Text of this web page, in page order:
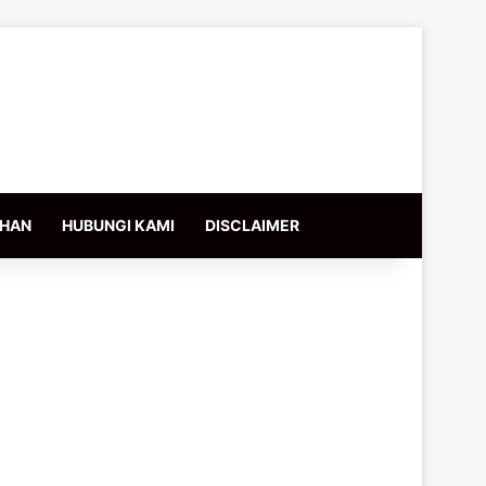
HUBUNGI KAMI DISCLAIMER